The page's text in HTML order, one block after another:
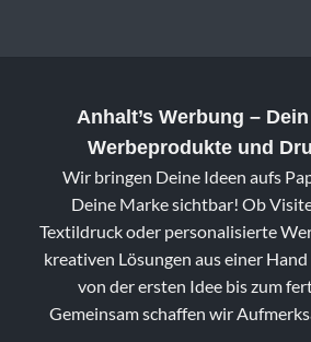
Anhalt’s Werbung –
Werbeprodukte und
Wir bringen Deine Ideen aufs
Deine Marke sichtbar! Ob
Textildruck oder personalisierte
kreativen Lösungen aus einer
von der ersten Idee bis zum
Gemeinsam schaffen wir